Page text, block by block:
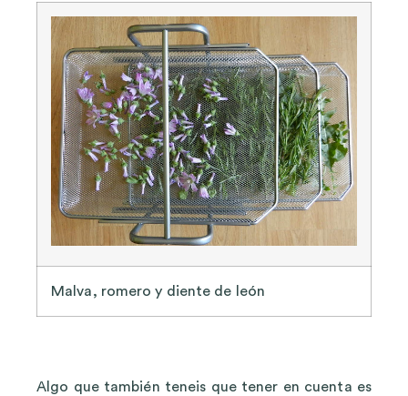
Malva, romero y diente de león
Algo que también teneis que tener en cuenta es